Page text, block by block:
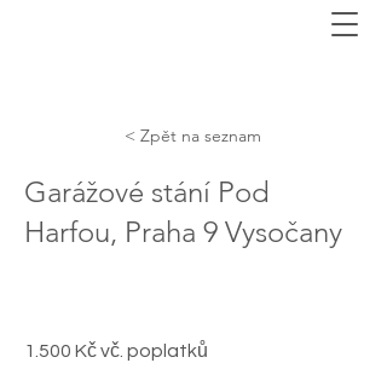
< Zpět na seznam
Garážové stání Pod
Harfou, Praha 9 Vysočany
1.500 Kč vč. poplatků